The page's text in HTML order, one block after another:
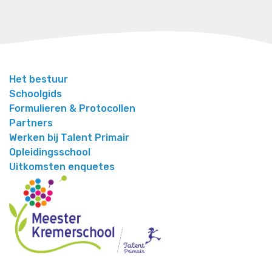
Het bestuur
Schoolgids
Formulieren & Protocollen
Partners
Werken bij Talent Primair
Opleidingsschool
Uitkomsten enquetes